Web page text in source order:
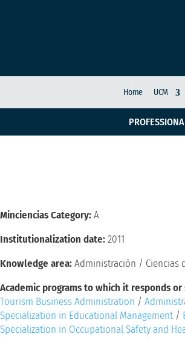
Home UCM
Minciencias Category:A
Institutionalization date:2011
Knowledge area:Administración / Ciencias
Academic programs to which it responds
Tourism Business Administration /
Specialization in Educational Management /
Specialization in Occupational Safety and